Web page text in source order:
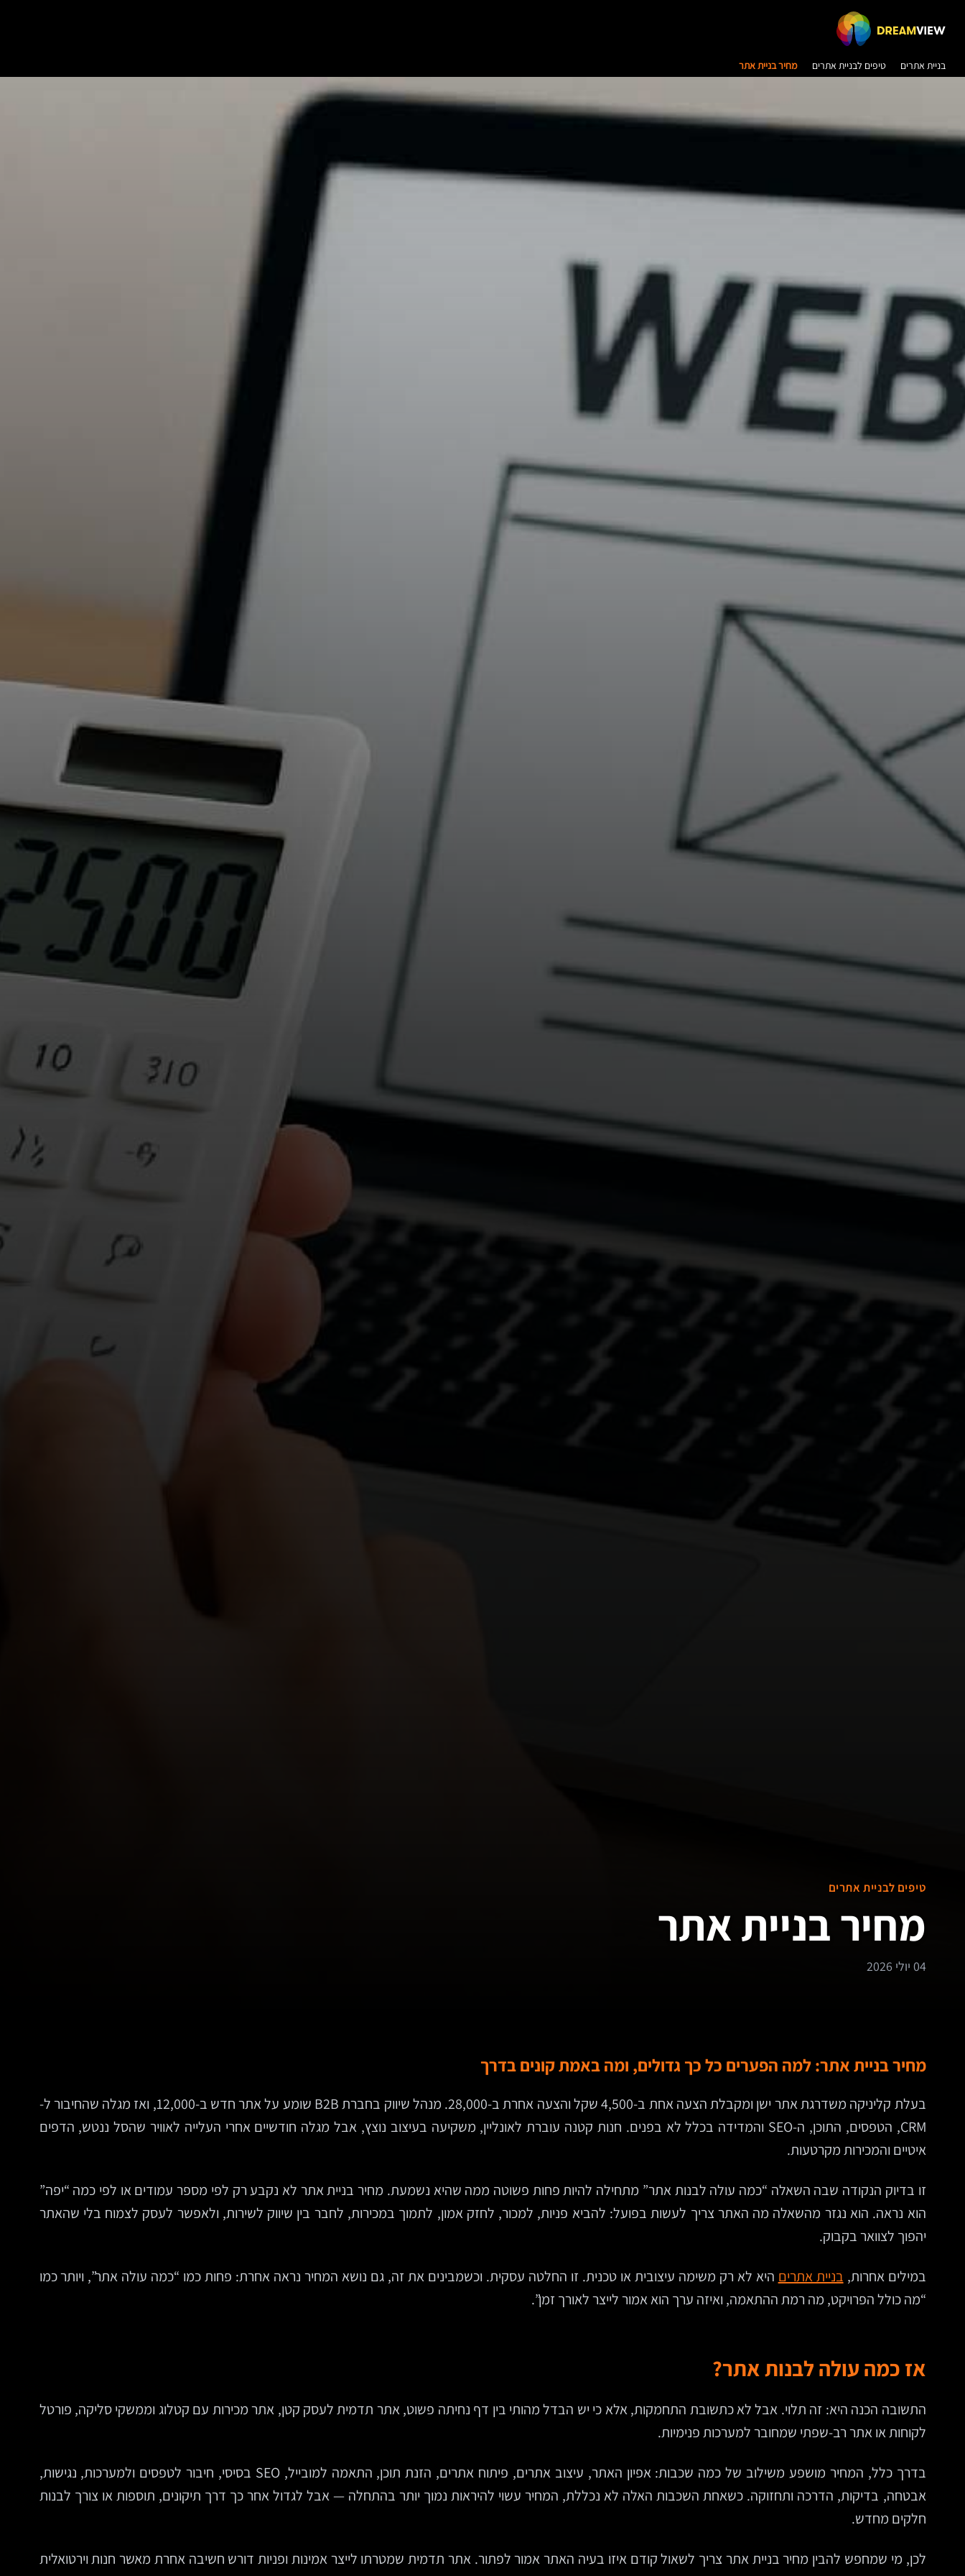
בניית אתרים טיפים לבניית אתרים מחיר בניית אתר
טיפים לבניית אתרים
מחיר בניית אתר
04 יולי 2026
מחיר בניית אתר: למה הפערים כל כך גדולים, ומה באמת קונים בדרך
בעלת קליניקה משדרגת אתר ישן ומקבלת הצעה אחת ב-4,500 שקל והצעה אחרת ב-28,000. מנהל שיווק בחברת B2B שומע על אתר חדש ב-12,000, ואז מגלה שהחיבור ל-
CRM, הטפסים, התוכן, ה-SEO והמדידה בכלל לא בפנים. חנות קטנה עוברת לאונליין, משקיעה בעיצוב נוצץ, אבל מגלה חודשיים אחרי העלייה לאוויר שהסל ננטש, הדפים
איטיים והמכירות מקרטעות.
זו בדיוק הנקודה שבה השאלה “כמה עולה לבנות אתר” מתחילה להיות פחות פשוטה ממה שהיא נשמעת. מחיר בניית אתר לא נקבע רק לפי מספר עמודים או לפי כמה “יפה”
הוא נראה. הוא נגזר מהשאלה מה האתר צריך לעשות בפועל: להביא פניות, למכור, לחזק אמון, לתמוך במכירות, לחבר בין שיווק לשירות, ולאפשר לעסק לצמוח בלי שהאתר
יהפוך לצוואר בקבוק.
במילים אחרות, בניית אתרים היא לא רק משימה עיצובית או טכנית. זו החלטה עסקית. וכשמבינים את זה, גם נושא המחיר נראה אחרת: פחות כמו “כמה עולה אתר”, ויותר כמו
“מה כולל הפרויקט, מה רמת ההתאמה, ואיזה ערך הוא אמור לייצר לאורך זמן”.
אז כמה עולה לבנות אתר?
התשובה הכנה היא: זה תלוי. אבל לא כתשובת התחמקות, אלא כי יש הבדל מהותי בין דף נחיתה פשוט, אתר תדמית לעסק קטן, אתר מכירות עם קטלוג וממשקי סליקה, פורטל
לקוחות או אתר רב-שפתי שמחובר למערכות פנימיות.
בדרך כלל, המחיר מושפע משילוב של כמה שכבות: אפיון האתר, עיצוב אתרים, פיתוח אתרים, הזנת תוכן, התאמה למובייל, SEO בסיסי, חיבור לטפסים ולמערכות, נגישות,
אבטחה, בדיקות, הדרכה ותחזוקה. כשאחת השכבות האלה לא נכללת, המחיר עשוי להיראות נמוך יותר בהתחלה — אבל לגדול אחר כך דרך תיקונים, תוספות או צורך לבנות
חלקים מחדש.
לכן, מי שמחפש להבין מחיר בניית אתר צריך לשאול קודם איזו בעיה האתר אמור לפתור. אתר תדמית שמטרתו לייצר אמינות ופניות דורש חשיבה אחרת מאשר חנות וירטואלית